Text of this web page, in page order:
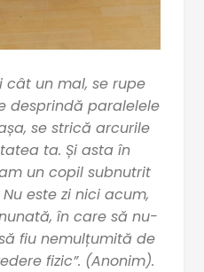
cât un mal, se rupe
desprindă paralelele
se strică arcurile
ta. Și asta în
un copil subnutrit
este zi nici acum,
în care să nu-
fiu nemulțumită de
fizic”. (Anonim).